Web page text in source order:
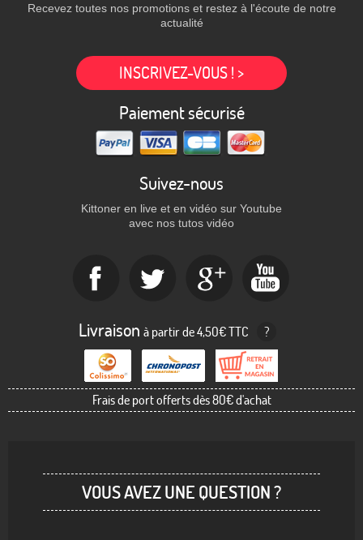
Recevez toutes nos promotions et restez à l'écoute de notre
actualité
INSCRIVEZ-VOUS ! >
Paiement sécurisé
Suivez-nous
Kittoner en live et en vidéo sur Youtube
avec nos tutos vidéo
Livraison à partir de 4,50€ TTC ?
Frais de port offerts dès 80€ d'achat
VOUS AVEZ UNE QUESTION ?